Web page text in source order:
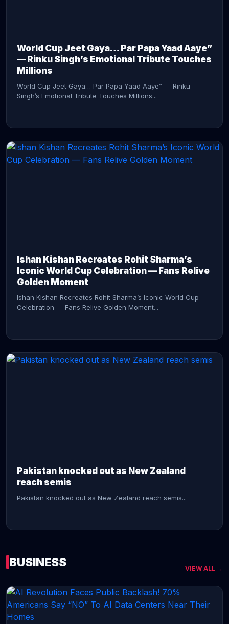
World Cup Jeet Gaya… Par Papa Yaad Aaye”
— Rinku Singh’s Emotional Tribute Touches
Millions
World Cup Jeet Gaya… Par Papa Yaad Aaye” — Rinku
Singh’s Emotional Tribute Touches Millions...
Ishan Kishan Recreates Rohit Sharma’s
Iconic World Cup Celebration — Fans Relive
Golden Moment
Ishan Kishan Recreates Rohit Sharma’s Iconic World Cup
Celebration — Fans Relive Golden Moment...
Pakistan knocked out as New Zealand
reach semis
Pakistan knocked out as New Zealand reach semis...
CONTINUE READING →
BUSINESS VIEW ALL →